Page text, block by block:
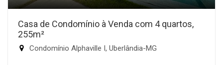
Casa de Condomínio à Venda com 4 quartos,
255m²
Condomínio Alphaville I, Uberlândia-MG